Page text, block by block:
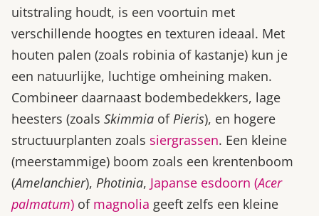
uitstraling houdt, is een voortuin met
verschillende hoogtes en texturen ideaal. Met
houten palen (zoals robinia of kastanje) kun je
een natuurlijke, luchtige omheining maken.
Combineer daarnaast bodembedekkers, lage
heesters (zoals Skimmia ofPieris), en hogere
structuurplanten zoals siergrassen. Een kleine
(meerstammige) boom zoals een krentenboom
(Amelanchier), Photinia, Japanse esdoorn (Acer
palmatum) of magnolia geeft zelfs een kleine